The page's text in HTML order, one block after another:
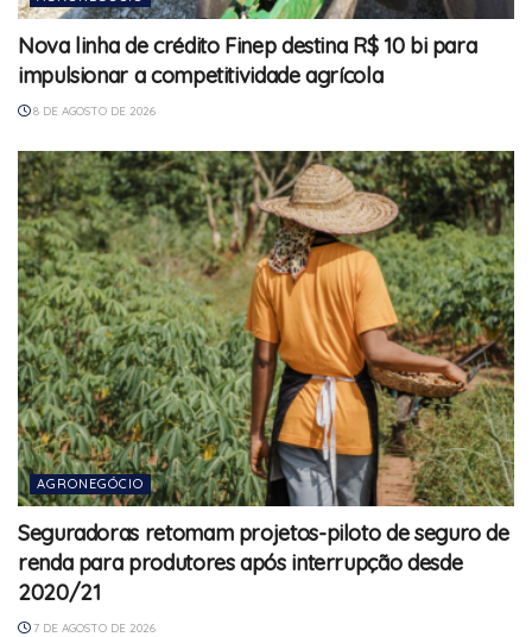
Nova linha de crédito Finep destina R$ 10 bi para
impulsionar a competitividade agrícola
8 DE AGOSTO DE 2026
AGRONEGÓCIO
Seguradoras retomam projetos-piloto de seguro de
renda para produtores após interrupção desde
2020/21
7 DE AGOSTO DE 2026